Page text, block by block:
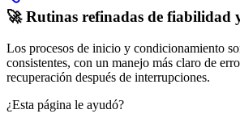
🚀 Rutinas refinadas de fiabilidad
Los procesos de inicio y condicionamiento
consistentes, con un manejo más claro de
recuperación después de interrupciones.
¿Esta página le ayudó?